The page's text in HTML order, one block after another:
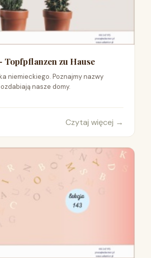
Topfpflanzen zu Hause
niemieckiego. Poznajmy nazwy
nasze domy.
Czytaj więcej →